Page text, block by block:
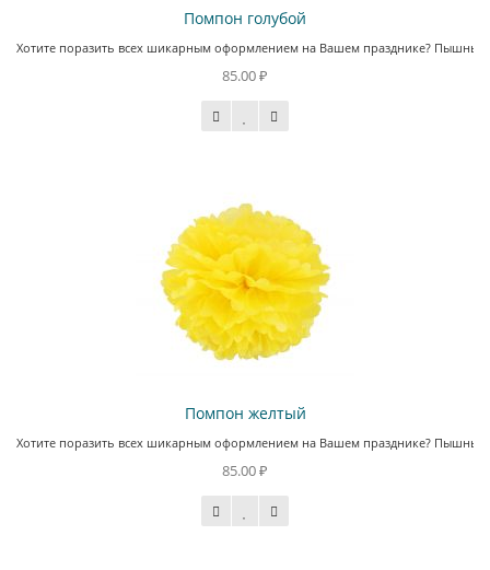
Помпон голубой
Хотите поразить всех шикарным оформлением на Вашем празднике?
85.00 ₽
Помпон желтый
Хотите поразить всех шикарным оформлением на Вашем празднике?
85.00 ₽